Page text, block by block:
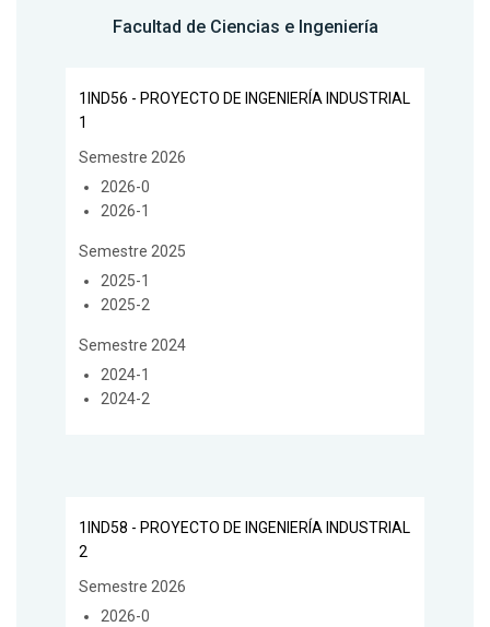
Facultad de Ciencias e Ingeniería
1IND56 - PROYECTO DE INGENIERÍA INDUSTRIAL
1
Semestre 2026
2026-0
2026-1
Semestre 2025
2025-1
2025-2
Semestre 2024
2024-1
2024-2
1IND58 - PROYECTO DE INGENIERÍA INDUSTRIAL
2
Semestre 2026
2026-0